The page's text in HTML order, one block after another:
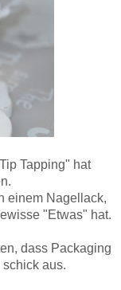
Tapping" hat
einem Nagellack,
"Etwas" hat.
dass Packaging
aus.